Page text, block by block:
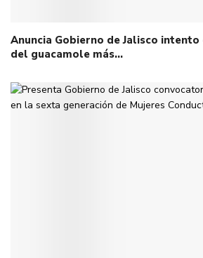
Anuncia Gobierno de Jalisco intento
del guacamole más…